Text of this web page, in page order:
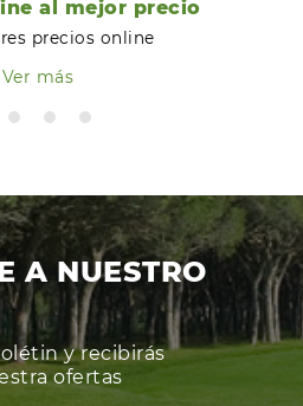
al mejor precio
precios online
Ver más
A NUESTRO
y recibirás
ofertas